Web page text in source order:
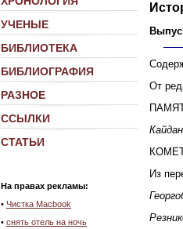
УЧЕНЫЕ
БИБЛИОТЕКА
БИБЛИОГРАФИЯ
РАЗНОЕ
ССЫЛКИ
СТАТЬИ
На правах рекламы:
• Чистка Macbook
• снять отель на ночь
От
Из